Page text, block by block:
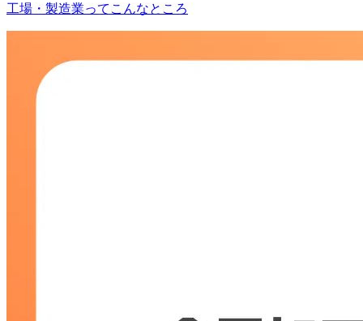
工場・製造業ってこんなところ